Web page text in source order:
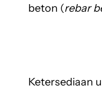
beton (rebar
Ketersediaan